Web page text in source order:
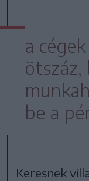
a
ötszáz,
be a
Keresnek